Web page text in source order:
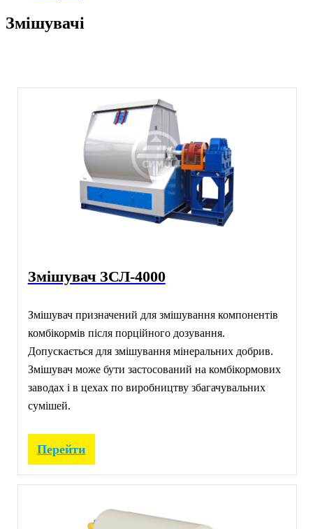
Змішувачі
Змішувач ЗСЛ-4000
Змішувач призначений для змішування компонентів
комбікормів після порційного дозування.
Допускається для змішування мінеральних добрив.
Змішувач може бути застосований на комбікормових
заводах і в цехах по виробництву збагачувальних
сумішей.
Перейти